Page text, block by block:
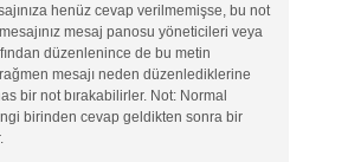
henüz cevap verilmemişse, bu not
mesaj panosu yöneticileri veya
düzenlenince de bu metin
mesajı neden düzenlediklerine
bir not bırakabilirler. Not: Normal
birinden cevap geldikten sonra bir